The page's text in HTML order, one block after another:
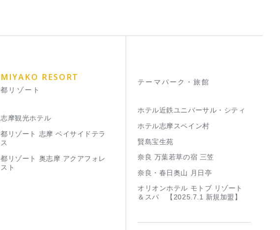
MIYAKO RESORT
都リゾート
志摩観光ホテル
都リゾート 志摩 ベイサイドテラ
ス
都リゾート 奥志摩 アクアフォレ
スト
テーマパーク・旅館
ホテル近鉄ユニバーサル・シティ
ホテル志摩スペイン村
賢島宝生苑
奈良 万葉若草の宿 三笠
奈良・春日奥山 月日亭
オリオンホテル モトブ リゾート
＆スパ 【2025.7.1 新規加盟】